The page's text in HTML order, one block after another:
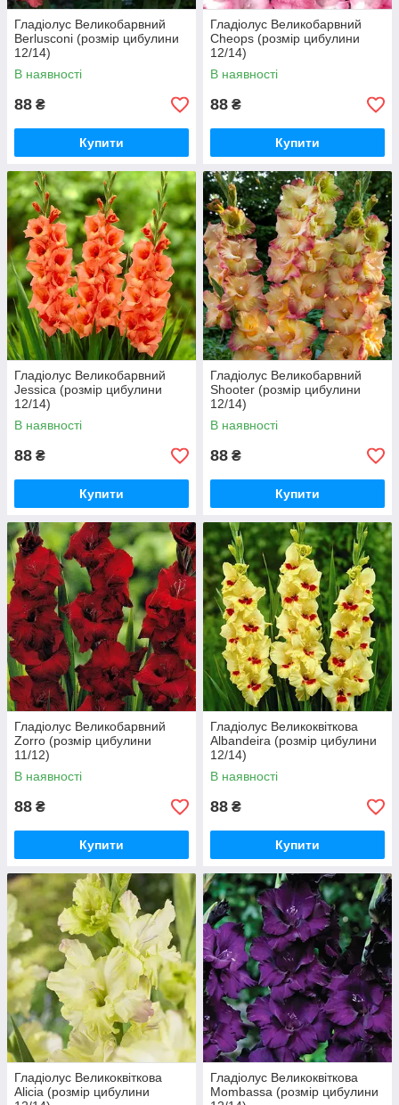
Гладіолус Великобарвний
Berlusconi (розмір цибулини
12/14)
В наявності
88 ₴
Купити
Гладіолус Великобарвний
Cheops (розмір цибулини
12/14)
В наявності
88 ₴
Купити
Гладіолус Великобарвний
Jessica (розмір цибулини
12/14)
В наявності
88 ₴
Купити
Гладіолус Великобарвний
Shooter (розмір цибулини
12/14)
В наявності
88 ₴
Купити
Гладіолус Великобарвний
Zorro (розмір цибулини
11/12)
В наявності
88 ₴
Купити
Гладіолус Великоквіткова
Albandeira (розмір цибулини
12/14)
В наявності
88 ₴
Купити
Гладіолус Великоквіткова
Alicia (розмір цибулини
Гладіолус Великоквіткова
Mombassa (розмір цибулини